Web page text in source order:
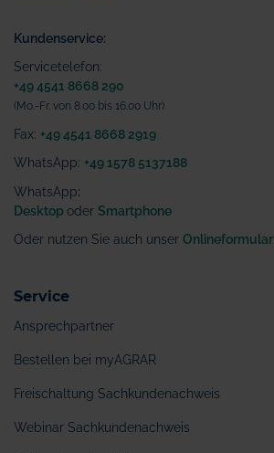
Kundenservice:
Servicetelefon:
+49 4541 8668 290
(Mo.-Fr. von 8.00 bis 16.00 Uhr)
Fax: +49 4541 8668 2919
WhatsApp: +49 1578 5137188
WhatsApp:
Desktop oder Smartphone
Oder nutzen Sie auch unser Onlineformular
Service
Ansprechpartner
Bestellen bei myAGRAR
Freischaltung Sachkundenachweis
Webinar Sachkundenachweis